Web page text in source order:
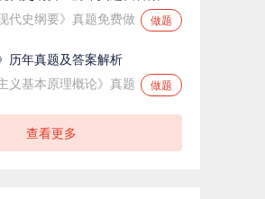
代史纲要》真题免费做
做题
历年真题及答案解析
义基本原理概论》真题
做题
查看更多